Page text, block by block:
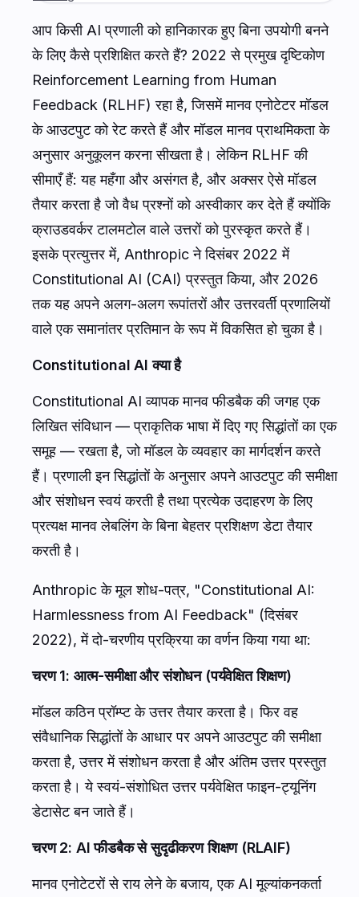
आप किसी AI प्रणाली को हानिकारक हुए बिना उपयोगी बनने
के लिए कैसे प्रशिक्षित करते हैं? 2022 से प्रमुख दृष्टिकोण
Reinforcement Learning from Human
Feedback (RLHF) रहा है, जिसमें मानव एनोटेटर मॉडल
के आउटपुट को रेट करते हैं और मॉडल मानव प्राथमिकता के
अनुसार अनुकूलन करना सीखता है। लेकिन RLHF की
सीमाएँ हैं: यह महँगा और असंगत है, और अक्सर ऐसे मॉडल
तैयार करता है जो वैध प्रश्नों को अस्वीकार कर देते हैं क्योंकि
क्राउडवर्कर टालमटोल वाले उत्तरों को पुरस्कृत करते हैं।
इसके प्रत्युत्तर में, Anthropic ने दिसंबर 2022 में
Constitutional AI (CAI) प्रस्तुत किया, और 2026
तक यह अपने अलग-अलग रूपांतरों और उत्तरवर्ती प्रणालियों
वाले एक समानांतर प्रतिमान के रूप में विकसित हो चुका है।
Constitutional AI क्या है
Constitutional AI व्यापक मानव फीडबैक की जगह एक
लिखित संविधान — प्राकृतिक भाषा में दिए गए सिद्धांतों का एक
समूह — रखता है, जो मॉडल के व्यवहार का मार्गदर्शन करते
हैं। प्रणाली इन सिद्धांतों के अनुसार अपने आउटपुट की समीक्षा
और संशोधन स्वयं करती है तथा प्रत्येक उदाहरण के लिए
प्रत्यक्ष मानव लेबलिंग के बिना बेहतर प्रशिक्षण डेटा तैयार
करती है।
Anthropic के मूल शोध-पत्र, "Constitutional AI:
Harmlessness from AI Feedback" (दिसंबर
2022), में दो-चरणीय प्रक्रिया का वर्णन किया गया था:
चरण 1: आत्म-समीक्षा और संशोधन (पर्यवेक्षित शिक्षण)
मॉडल कठिन प्रॉम्प्ट के उत्तर तैयार करता है। फिर वह
संवैधानिक सिद्धांतों के आधार पर अपने आउटपुट की समीक्षा
करता है, उत्तर में संशोधन करता है और अंतिम उत्तर प्रस्तुत
करता है। ये स्वयं-संशोधित उत्तर पर्यवेक्षित फाइन-ट्यूनिंग
डेटासेट बन जाते हैं।
चरण 2: AI फीडबैक से सुदृढीकरण शिक्षण (RLAIF)
मानव एनोटेटरों से राय लेने के बजाय, एक AI मूल्यांकनकर्ता